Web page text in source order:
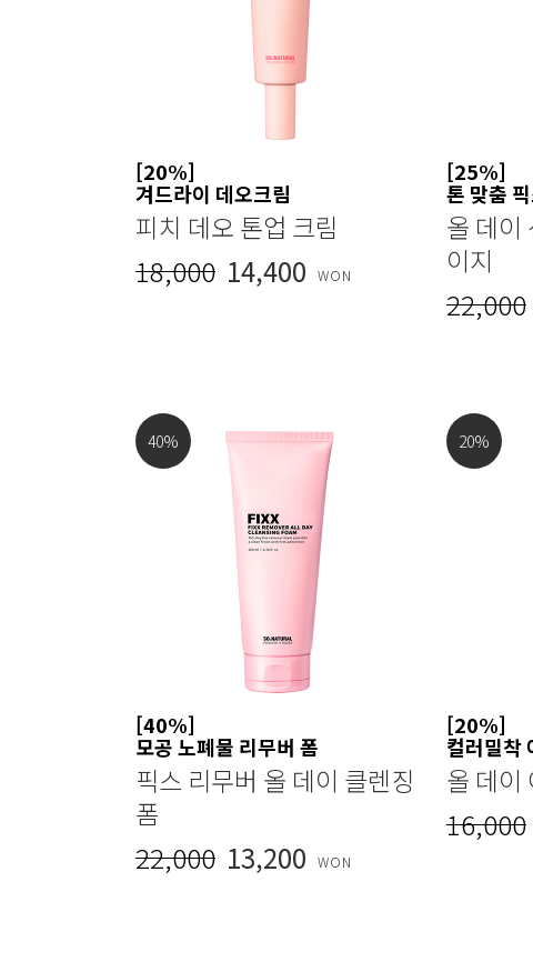
[20%]
겨드라이 데오크림
피치 데오 톤업 크림
18,000 14,400 WON
[25%]
톤 맞춤
올 데이
이지
22,000
40%
[40%]
모공 노폐물 리무버 폼
픽스 리무버 올 데이 클렌징
폼
22,000 13,200 WON
20%
[20%]
컬러밀착
올 데이
16,000